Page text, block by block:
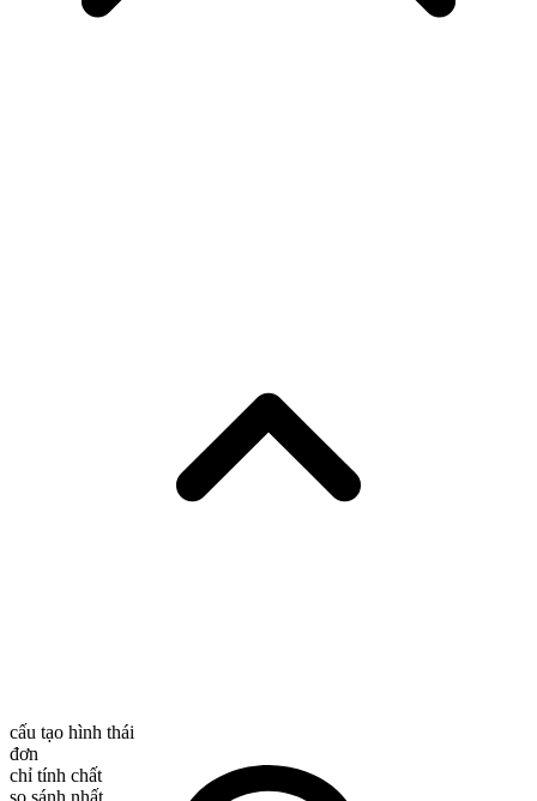
cấu tạo hình thái
đơn
chỉ tính chất
so sánh nhất